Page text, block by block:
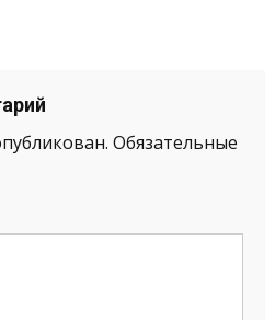
Обязательные